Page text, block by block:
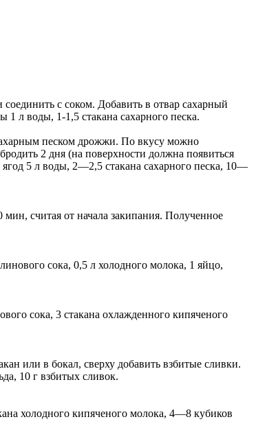
с соком. Добавить в отвар сахарный
л воды, 1-1,5 стакана сахарного песка.
песком дрожжи. По вкусу можно
2 дня (на поверхности должна появиться
5 л воды, 2—2,5 стакана сахарного песка, 10—
считая от начала закипания. Полученное
сока, 0,5 л холодного молока, 1 яйцо,
сока, 3 стакана охлажденного кипяченого
или в бокал, сверху добавить взбитые сливки.
10 г взбитых сливок.
холодного кипяченого молока, 4—8 кубиков